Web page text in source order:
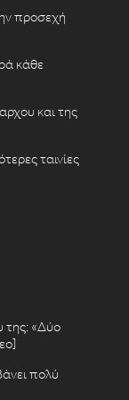
προσεχή
κάθε
και της
ταινίες
της: «Δύο
πολύ